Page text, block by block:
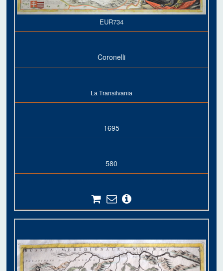
EUR734
Coronelli
La Transilvania
1695
580